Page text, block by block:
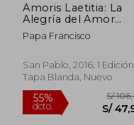
Amoris Laetitia: La
Alegría del Amor
(Encíclicas)
Papa Francisco
San Pablo, 2016, 1 Edición,
Tapa Blanda, Nuevo